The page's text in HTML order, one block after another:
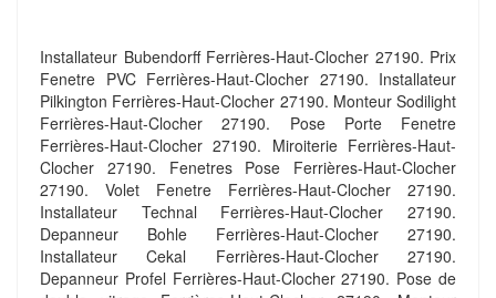
Installateur Bubendorff Ferrières-Haut-Clocher 27190. Prix
Fenetre PVC Ferrières-Haut-Clocher 27190. Installateur
Pilkington Ferrières-Haut-Clocher 27190. Monteur Sodilight
Ferrières-Haut-Clocher 27190. Pose Porte Fenetre
Ferrières-Haut-Clocher 27190. Miroiterie Ferrières-Haut-
Clocher 27190. Fenetres Pose Ferrières-Haut-Clocher
27190. Volet Fenetre Ferrières-Haut-Clocher 27190.
Installateur Technal Ferrières-Haut-Clocher 27190.
Depanneur Bohle Ferrières-Haut-Clocher 27190.
Installateur Cekal Ferrières-Haut-Clocher 27190.
Depanneur Profel Ferrières-Haut-Clocher 27190. Pose de